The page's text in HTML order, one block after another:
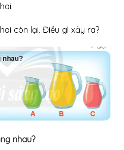
còn lại. Điều gì xảy ra?
nhau?